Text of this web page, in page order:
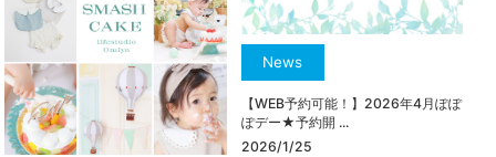
News
【WEB予約可能！】2026年4月ぽぽ
ぽデー★予約開 ...
2026/1/25